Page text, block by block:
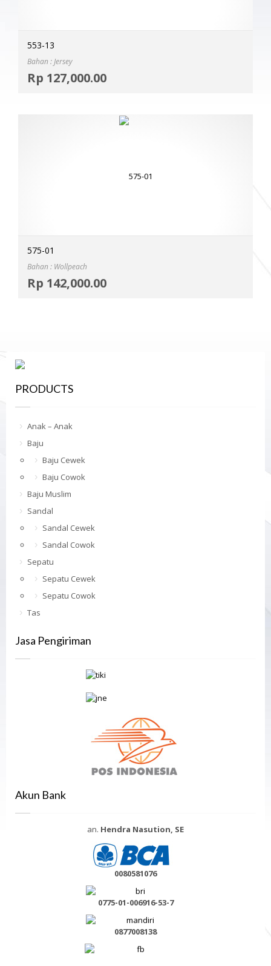
553-13
Bahan : Jersey
Rp 127,000.00
575-01
Bahan : Wollpeach
Rp 142,000.00
PRODUCTS
Anak – Anak
Baju
Baju Cewek
Baju Cowok
Baju Muslim
Sandal
Sandal Cewek
Sandal Cowok
Sepatu
Sepatu Cewek
Sepatu Cowok
Tas
Jasa Pengiriman
Akun Bank
an. Hendra Nasution, SE
0080581076
0775-01-006916-53-7
0877008138